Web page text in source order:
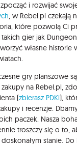
i rozwijać
, w Rebel.pl czekają
które pozwolą Ci
gier jak
własne historie
gry planszowe
na Rebel.pl,
(zbierasz PDKi),
i recenzje.
paczek. Nasza
troszczy się o to,
stanie.